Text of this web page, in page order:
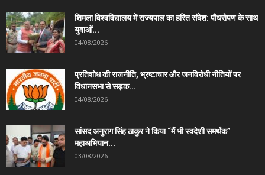
शिमला विश्वविद्यालय में राज्यपाल का हरित संदेश: पौधरोपण के साथ
युवाओं...
04/08/2026
प्रतिशोध की राजनीति, भ्रष्टाचार और जनविरोधी नीतियों पर
विधानसभा से सड़क...
04/08/2026
सांसद अनुराग सिंह ठाकुर ने किया “मैं भी स्वदेशी समर्थक”
महाअभियान...
03/08/2026